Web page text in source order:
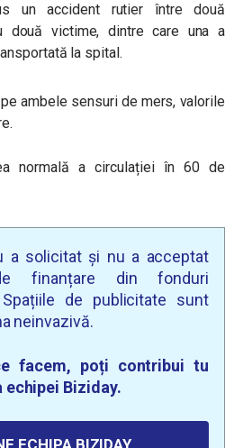
un accident rutier între două
două victime, dintre care una a
la spital.
ambele sensuri de mers, valorile
normală a circulației în 60 de
a solicitat și nu a acceptat
finanțare din fonduri
Spațiile de publicitate sunt
neinvazivă.
facem, poți contribui tu
echipei Biziday.
ECHIPA BIZIDAY